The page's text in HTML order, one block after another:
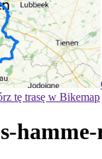
tę trasę w Bikemap